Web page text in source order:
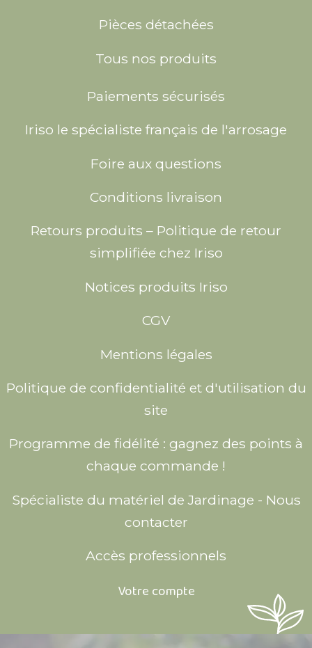
Pièces détachées
Tous nos produits
Paiements sécurisés
Iriso le spécialiste français de l'arrosage
Foire aux questions
Conditions livraison
Retours produits – Politique de retour
simplifiée chez Iriso
Notices produits Iriso
CGV
Mentions légales
Politique de confidentialité et d'utilisation du
site
Programme de fidélité : gagnez des points à
chaque commande !
Spécialiste du matériel de Jardinage - Nous
contacter
Accès professionnels
Votre compte